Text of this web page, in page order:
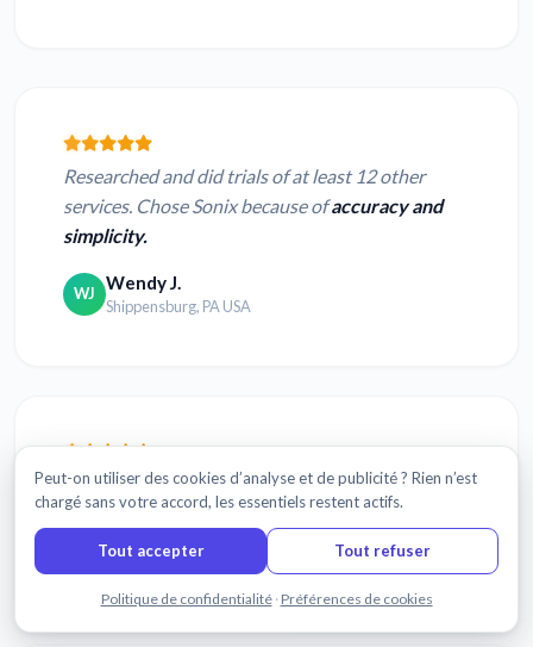
Researched and did trials of at least 12 other
services. Chose Sonix because ofaccuracy and
simplicity.
WJ Wendy J.
Shippensburg, PA USA
EASY AND QUICK,VERY VERY ACCURATE!!
Steve T.
Baltimore, MD USA
Discuter avec nous
Peut-on utiliser des cookies d’analyse et de publicité ? Rien n’est
chargé sans votre accord, les essentiels restent actifs.
Tout accepter Tout refuser
Politique de confidentialité · Préférences de cookies